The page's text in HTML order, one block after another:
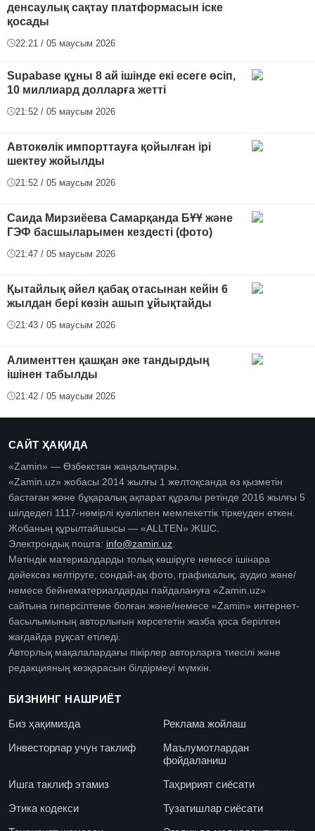
денсаулық сақтау платформасын іске
қосады
22:21 / 05 маусым 2026
Supabase құны 8 ай ішінде екі есеге өсіп,
10 миллиард долларға жетті
21:52 / 05 маусым 2026
Автокөлік импорттауға қойылған ірі
шектеу жойылды
21:52 / 05 маусым 2026
Саида Мирзиёева Самарқанда БҰҰ және
ГЭФ басшыларымен кездесті (фото)
21:47 / 05 маусым 2026
Қытайлық әйел қабақ отасынан кейін 6
жылдан бері көзін ашып ұйықтайды
21:43 / 05 маусым 2026
Алименттен қашқан әке тандырдың
ішінен табылды
21:42 / 05 маусым 2026
САЙТ ҲАҚИДА
«Zamin» — Өзбекстан жаңалықтары.
«Zamin.uz» жобасы 2014 жылғы 1 желтоқсанда өз қызметін
бастаған және бұқаралық ақпарат құралы ретінде 2016 жылғы 5
шілдедегі 1117-нөмірлі куәлікпен мемлекеттік тіркеуден өткен.
Жобаның құрылтайшысы — «ALLTEN» ЖШС.
Электрондық пошта: info@zamin.uz
Мәтіндік материалдарды толық көшіруге немесе ішінара
дәйексөз келтіруге, сондай-ақ фото, графикалық, аудио және/
немесе бейнематериалдарды пайдалануға «Zamin.uz»
сайтына гиперсілтеме болған және/немесе «Zamin» интернет-
басылымының авторлығын көрсететін жазба қоса берілген
жағдайда рұқсат етіледі.
Авторлық мақалалардағы пікірлер авторларға тиесілі және
редакцияның көзқарасын білдірмеуі мүмкін.
БИЗНИНГ НАШРИЁТ
Биз ҳақимизда
Реклама жойлаш
Инвесторлар учун таклиф
Маълумотлардан
фойдаланиш
Ишга таклиф этамиз
Таҳририят сиёсати
Этика кодекси
Тузатишлар сиёсати